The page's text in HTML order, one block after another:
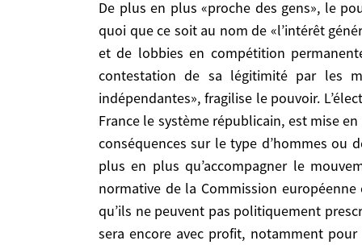
De plus en plus «proche des gens», le pouvoir politique est moins capable que jamais, sauf exception ponctuelle toujours possible, d’imposer
quoi que ce soit au nom de «l’intérêt
et de lobbies en compétition
contestation de sa légitimité par les
indépendantes», fragilise le pouvoir.
France le système républicain, est mise
conséquences sur le type d’hommes ou
plus en plus qu’accompagner le
normative de la Commission
qu’ils ne peuvent pas politiquement
sera encore avec profit, notamment
une source de légitimité parmi d’autres. La
démocratie «participative» voire de la
s’engagent en politique, et qui, soumis à la
d’environnement, on peut certes fonder
éclairé pour imposer aux Etats membres, avec
Ce stratagème a été souvent utilisé avec
normes techniques et industrielles et les
ne pourra pas compter sur les dirigeants
nécessité et l’urgence, cela nous renvoie donc à